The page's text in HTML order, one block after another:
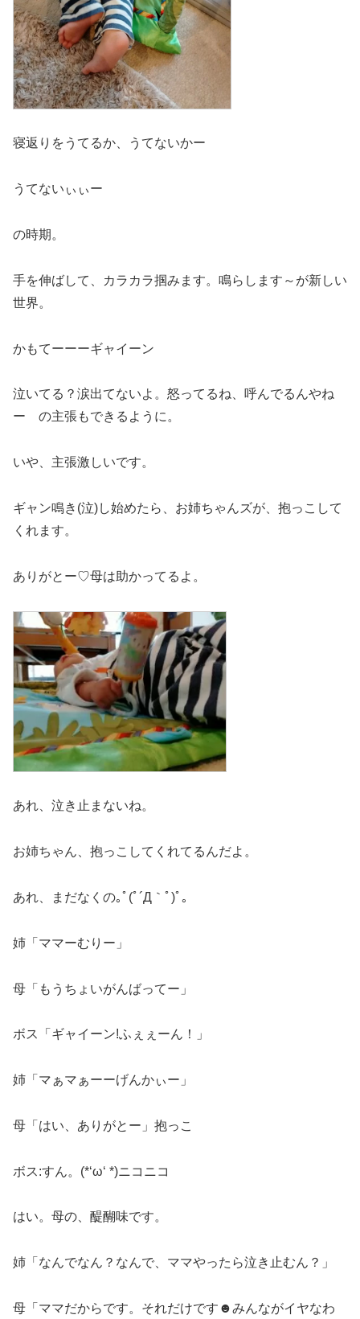
寝返りをうてるか、うてないかー
うてないぃぃー
の時期。
手を伸ばして、カラカラ掴みます。鳴らします～が新しい
世界。
かもてーーーギャイーン
泣いてる？涙出てないよ。怒ってるね、呼んでるんやね
ー の主張もできるように。
いや、主張激しいです。
ギャン鳴き(泣)し始めたら、お姉ちゃんズが、抱っこして
くれます。
ありがとー♡母は助かってるよ。
あれ、泣き止まないね。
お姉ちゃん、抱っこしてくれてるんだよ。
あれ、まだなくの｡ﾟ(ﾟ´Д｀ﾟ)ﾟ｡
姉「ママーむりー」
母「もうちょいがんばってー」
ボス「ギャイーン!ふぇぇーん！」
姉「マぁマぁーーげんかぃー」
母「はい、ありがとー」抱っこ
ボス:すん。(*‘ω‘ *)ニコニコ
はい。母の、醍醐味です。
姉「なんでなん？なんで、ママやったら泣き止むん？」
母「ママだからです。それだけです☻みんながイヤなわ